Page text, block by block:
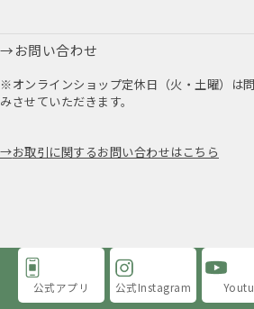
お問い合わせ
※オンラインショップ定休日（火・土曜）は
みさせていただきます。
お取引に関するお問い合わせはこちら
公式アプリ 公式Instagram